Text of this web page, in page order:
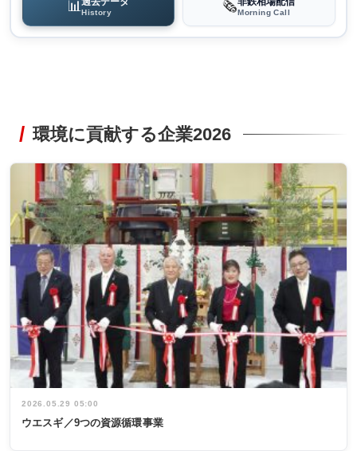
📊History 🗞️Morning Call
環境に貢献する企業2026
2026.05.29 05:00
ウエスギ／9つの資源循環事業